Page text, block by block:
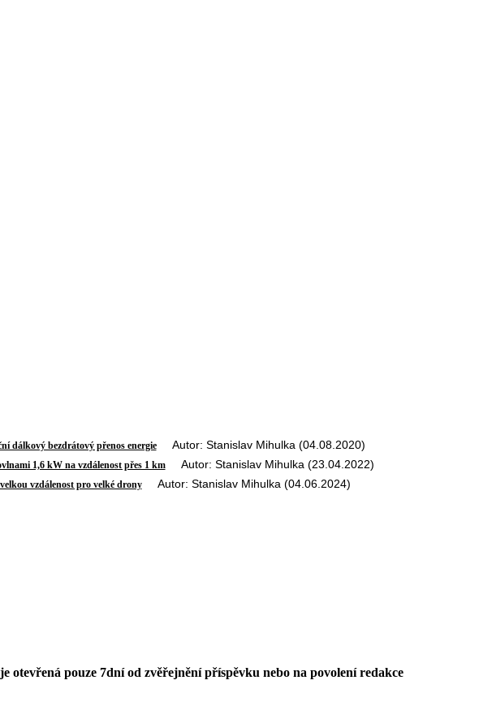
dálkový bezdrátový přenos energieAutor: Stanislav Mihulka (04.08.2020)
1,6 kW na vzdálenost přes 1 kmAutor: Stanislav Mihulka (23.04.2022)
vzdálenost pro velké dronyAutor: Stanislav Mihulka (04.06.2024)
otevřená pouze 7dní od zvěřejnění příspěvku nebo na povolení redakce